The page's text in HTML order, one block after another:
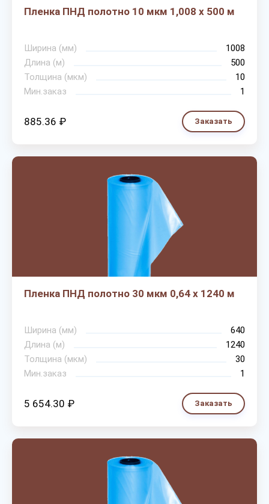
Пленка ПНД полотно 10 мкм 1,008 х 500 м
Ширина (мм)
1008
Длина (м)
500
Толщина (мкм)
10
Мин.заказ
1
885.36 ₽ Заказать
Пленка ПНД полотно 30 мкм 0,64 х 1240 м
Ширина (мм)
640
Длина (м)
1240
Толщина (мкм)
30
Мин.заказ
1
5 654.30 ₽ Заказать